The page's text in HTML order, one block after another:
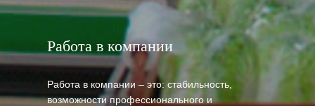
Работа в компании
Работа в компании – это: стабильность,
возможности профессионального и